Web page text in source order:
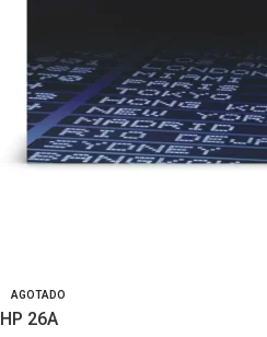
AGOTADO
HP 26A